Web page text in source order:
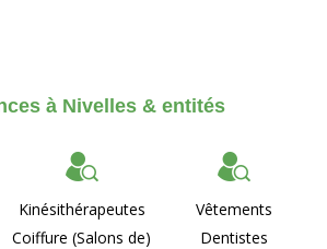
à Nivelles & entités
Kinésithérapeutes
Coiffure (Salons de)
Vêtements
Dentistes